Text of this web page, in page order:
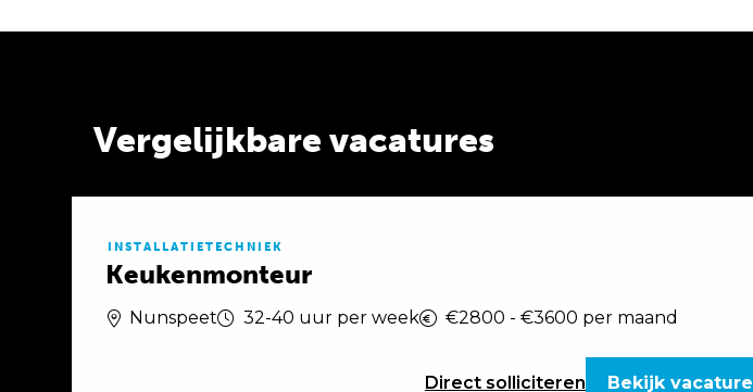
Vergelijkbare vacatures
INSTALLATIETECHNIEK
Keukenmonteur
Nunspeet 32-40 uur per week €2800 - €3600 per maand
Direct solliciteren Bekijk vacature